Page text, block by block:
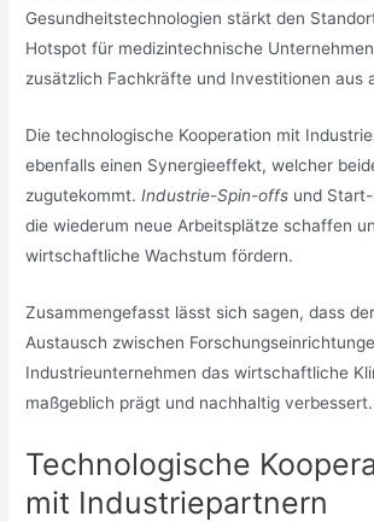
Gesundheitstechnologien stärkt den
Hotspot für medizintechnische
zusätzlich Fachkräfte und Investitionen aus
Die technologische Kooperation mit
ebenfalls einen Synergieeffekt, welcher
zugutekommt.Industrie-Spin-offs und
die wiederum neue Arbeitsplätze schaffen
wirtschaftliche Wachstum fördern.
Zusammengefasst lässt sich sagen, dass
Austausch zwischen
Industrieunternehmen das wirtschaftliche
maßgeblich prägt und nachhaltig verbessert.
Technologische
mit Industriepartnern